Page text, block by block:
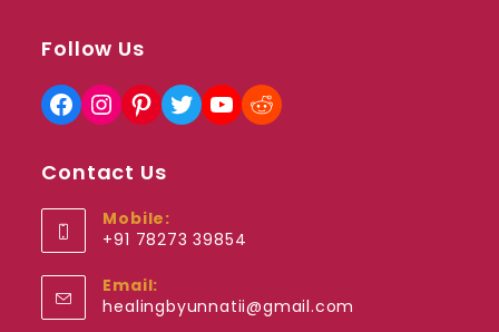
Follow Us
FacebookInstagram
Pinterest
TwitterYouTube
Reddit
Contact Us
Mobile:
+91 78273 39854
in
your
Email:
healingbyunnatii@gmail.com